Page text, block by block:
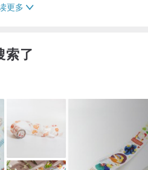
不会处理任何寄失的邮件，如不放
更多
索了